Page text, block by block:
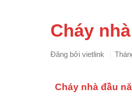
Cháy
Đăng bởi vietlink
Cháy nhà đầu